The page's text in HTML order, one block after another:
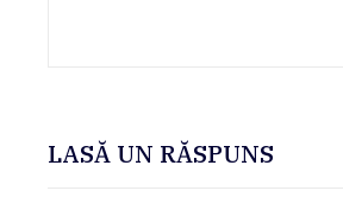
LASĂ UN RĂSPUNS